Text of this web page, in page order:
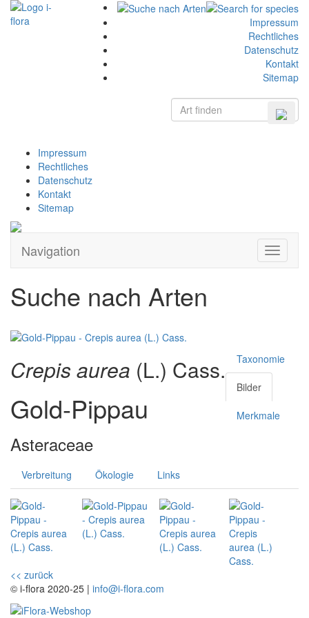
Impressum
Rechtliches
Datenschutz
Kontakt
Sitemap
Impressum
Rechtliches
Datenschutz
Kontakt
Sitemap
Zeige
Navigation
Suche nach Arten
Crepis aurea (L.) Cass.
Gold-Pippau
Asteraceae
Taxonomie
Bilder
Merkmale
Verbreitung Ökologie Links
<< zurück
© i-flora 2020-25 | info@i-flora.com